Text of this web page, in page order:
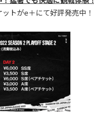
トがe＋にて好評発売中！